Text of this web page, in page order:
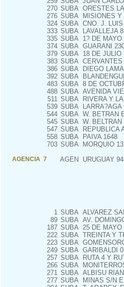
270 SUBA ORESTES
276 SUBA MISIONES Y
324 SUBA CNO. J.
333 SUBA LAVALLEJA
335 SUBA 1? DE
374 SUBA GUARANI
379 SUBA 18 DE JULIO
383 SUBA CERVANTES
386 SUBA DIEGO
392 SUBA
483 SUBA 8 DE
488 SUBA AVENIDA
511 SUBA RIVERA Y
539 SUBA LARRA?AGA
544 SUBA W. BETRAN
545 SUBA W. BELTRAN
547 SUBA REPUBLICA
558 SUBA PAIVA 1648
703 SUBA MORQUIO
AGENCIA 7 AGEN URUGUAY
1 SUBA ALVAREZ
89 SUBA AV.
187 SUBA 25 DE
222 SUBA TREINTA Y
223 SUBA
249 SUBA GARIBALDI 0
257 SUBA RUTA 4 Y
266 SUBA
271 SUBA ALBISU
277 SUBA MINAS S/N